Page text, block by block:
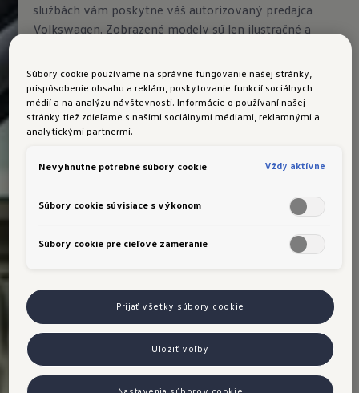
službách vám poskytne váš autorizovaný predajca
Volkswagen. Zobrazené modely sú len ilustračné a
Súbory cookie používame na správne fungovanie našej stránky,
prispôsobenie obsahu a reklám, poskytovanie funkcií sociálnych
médií a na analýzu návštevnosti. Informácie o používaní našej
stránky tiež zdieľame s našimi sociálnymi médiami, reklamnými a
analytickými partnermi.
Nevyhnutne potrebné súbory cookie Vždy aktívne
Súbory cookie súvisiace s výkonom
Súbory cookie pre cieľové zameranie
Prijať všetky súbory cookie
Uložiť voľby